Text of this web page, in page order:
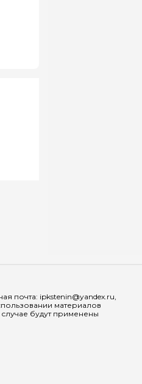
почта: ipkstenin@yandex.ru,
материалов
будут применены